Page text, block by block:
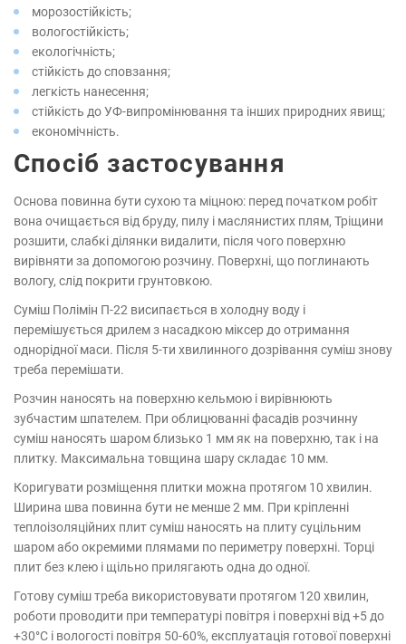
морозостійкість;
вологостійкість;
екологічність;
стійкість до сповзання;
легкість нанесення;
стійкість до УФ-випромінювання та інших природних явищ;
економічність.
Спосіб застосування
Основа повинна бути сухою та міцною: перед початком робіт
вона очищається від бруду, пилу і маслянистих плям, Тріщини
розшити, слабкі ділянки видалити, після чого поверхню
вирівняти за допомогою розчину. Поверхні, що поглинають
вологу, слід покрити грунтовкою.
Суміш Полімін П-22 висипається в холодну воду і
перемішується дрилем з насадкою міксер до отримання
однорідної маси. Після 5-ти хвилинного дозрівання суміш знову
треба перемішати.
Розчин наносять на поверхню кельмою і вирівнюють
зубчастим шпателем. При облицюванні фасадів розчинну
суміш наносять шаром близько 1 мм як на поверхню, так і на
плитку. Максимальна товщина шару складає 10 мм.
Коригувати розміщення плитки можна протягом 10 хвилин.
Ширина шва повинна бути не менше 2 мм. При кріпленні
теплоізоляційних плит суміш наносять на плиту суцільним
шаром або окремими плямами по периметру поверхні. Торці
плит без клею і щільно прилягають одна до одної.
Готову суміш треба використовувати протягом 120 хвилин,
роботи проводити при температурі повітря і поверхні від +5 до
+30°C і вологості повітря 50-60%, експлуатація готової поверхні